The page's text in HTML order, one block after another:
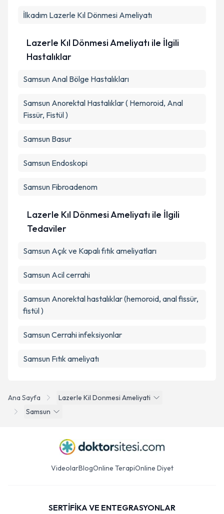
Ana Sayfa
Lazerle Kil Donmesi Ameliyati
Samsun
İlkadım Lazerle Kıl Dönmesi Ameliyatı
Lazerle Kıl Dönmesi Ameliyatı ile İlgili
Hastalıklar
Samsun Anal Bölge Hastalıkları
Samsun Anorektal Hastalıklar ( Hemoroid, Anal
Fissür, Fistül )
Samsun Basur
Samsun Endoskopi
Samsun Fibroadenom
Lazerle Kıl Dönmesi Ameliyatı ile İlgili
Tedaviler
Samsun Açık ve Kapalı fıtık ameliyatları
Samsun Acil cerrahi
Samsun Anorektal hastalıklar (hemoroid, anal fissür,
fistül )
Samsun Cerrahi infeksiyonlar
Samsun Fıtık ameliyatı
VideolarBlogOnline TerapiOnline Diyet
SERTİFİKA VE ENTEGRASYONLAR